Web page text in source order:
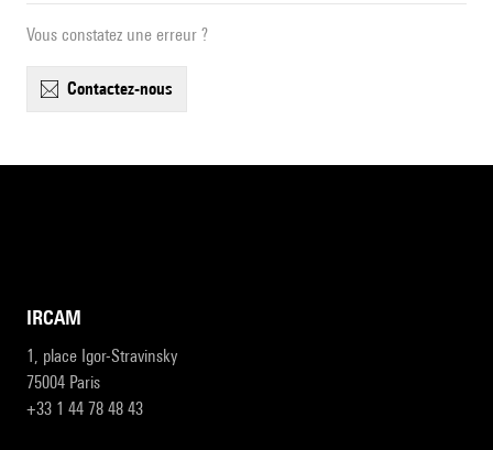
Vous constatez une erreur ?
contactez-nous
IRCAM
1, place Igor-Stravinsky
75004 Paris
+33 1 44 78 48 43